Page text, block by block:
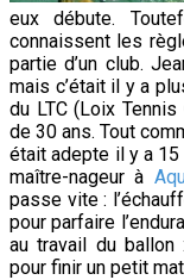
eux débute.
connaissent les
partie d’un club.
mais c’était il y a
du LTC (Loix
de 30 ans. Tout
était adepte il y a
maître-nageur à
passe vite :
pour parfaire
au travail du ballon
pour finir un petit